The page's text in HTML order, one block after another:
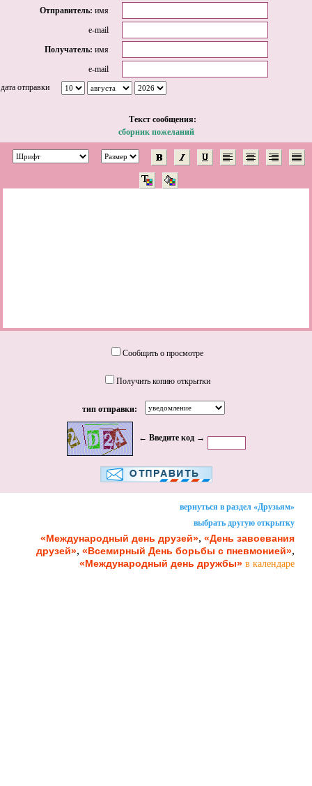
Отправитель: имя
e-mail
Получатель: имя
e-mail
дата отправки
Tекст сообщения:
сборник пожеланий
Сообщить о просмотре
Получить копию открытки
тип отправки:
← Введите код →
вернуться в раздел «Друзьям»
выбрать другую открытку
«Международный день друзей», «День завоевания
друзей», «Всемирный День борьбы с пневмонией»,
«Международный день дружбы» в календаре